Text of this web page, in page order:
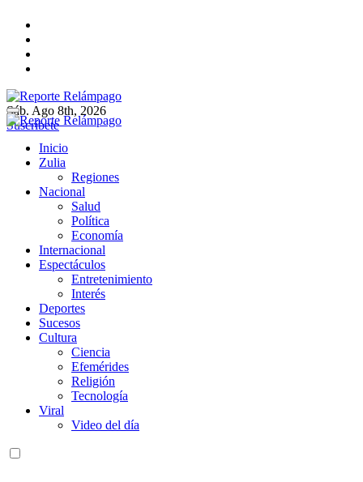
contenido
Reporte Relámpago
Claridad y rigor en cada noticia
Sáb. Ago 8th, 2026
Suscríbete
Reporte Relámpago
Claridad y rigor en cada noticia
Inicio
Zulia
Regiones
Nacional
Salud
Política
Economía
Internacional
Espectáculos
Entretenimiento
Interés
Deportes
Sucesos
Cultura
Ciencia
Efemérides
Religión
Tecnología
Viral
Video del día